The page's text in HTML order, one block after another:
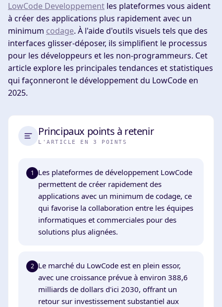
LowCode Developpement les plateformes vous aident
à créer des applications plus rapidement avec un
minimum codage. À l'aide d'outils visuels tels que des
interfaces glisser-déposer, ils simplifient le processus
pour les développeurs et les non-programmeurs. Cet
article explore les principales tendances et statistiques
qui façonneront le développement du LowCode en
2025.
Principaux points à retenir
L'ARTICLE EN 3 POINTS
1
Les plateformes de développement LowCode
permettent de créer rapidement des
applications avec un minimum de codage, ce
qui favorise la collaboration entre les équipes
informatiques et commerciales pour des
solutions plus alignées.
2 Le marché du LowCode est en plein essor,
avec une croissance prévue à environ 388,6
milliards de dollars d'ici 2030, offrant un
retour sur investissement substantiel aux